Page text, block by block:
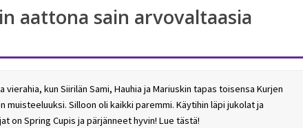
aattona sain arvovaltaasia
kun Siirilän Sami, Hauhia ja Mariuskin tapas toisensa Kurjen
Silloon oli kaikki paremmi. Käytihin läpi jukolat ja
on Spring Cupis ja pärjänneet hyvin! Lue tästä!